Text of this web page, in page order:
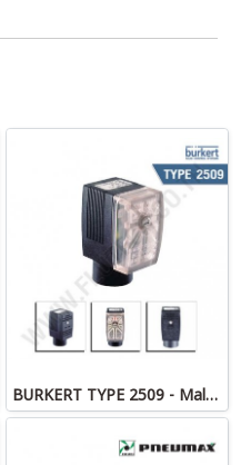
BURKERT TYPE 2509 - Male connector DIN EN 175301-803 - form A